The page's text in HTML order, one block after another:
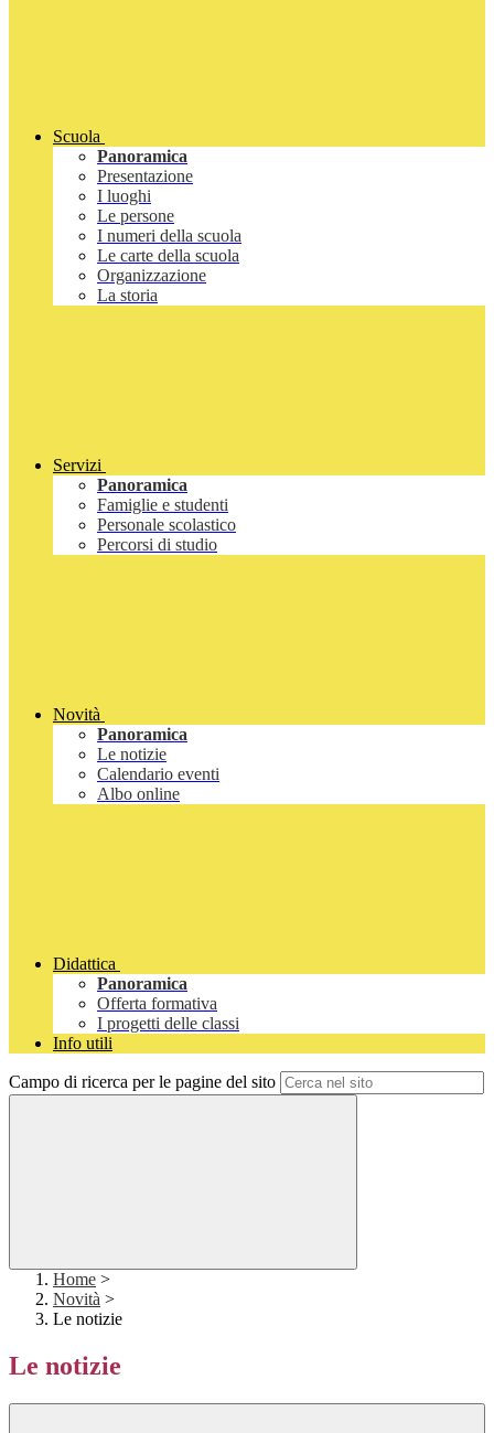
Scuola
Panoramica
Presentazione
I luoghi
Le persone
I numeri della scuola
Le carte della scuola
Organizzazione
La storia
Servizi
Panoramica
Famiglie e studenti
Personale scolastico
Percorsi di studio
Novità
Panoramica
Le notizie
Calendario eventi
Albo online
Didattica
Panoramica
Offerta formativa
I progetti delle classi
Info utili
Campo di ricerca per le pagine del sito
Home >
Novità >
Le notizie
Le notizie